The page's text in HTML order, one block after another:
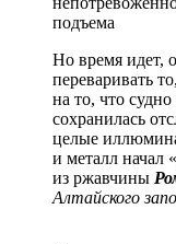
подъема
Но время идет,
переваривать
на то, что
сохранилась
целые
и металл начал
из ржавчины
Алтайского